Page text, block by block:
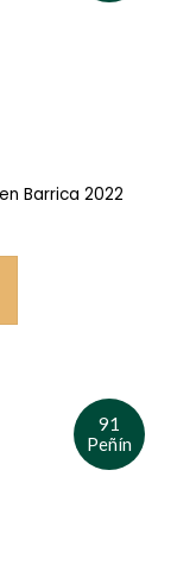
Barrica 2022
91
Peñín